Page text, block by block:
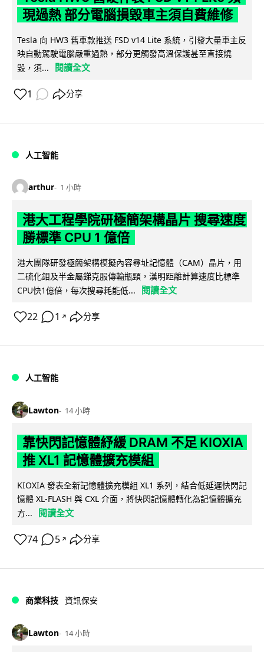
現過熱 部分電腦損毀車主須自費維修
Tesla 向 HW3 舊車款推送 FSD v14 Lite 系統，引發大量車主反
映自動駕駛電腦嚴重過熱，部分更觸發高溫保護甚至直接燒
毀，須...
閱讀全文
1 分享
人工智能
arthur 1 小時
港大工程學院研極簡架構晶片 搜尋速度
勝標準 CPU 1 億倍
港大團隊研發極簡架構模擬內容尋址記憶體（CAM）晶片，用
二硫化鉬及半金屬銻克服傳輸瓶頸，漢明距離計算速度比標準
CPU快1億倍，每次搜尋耗能低...
閱讀全文
22 1 ↗ 分享
人工智能
Lawton 14 小時
靠快閃記憶體紓緩 DRAM 不足 KIOXIA
推 XL1 記憶體擴充模組
KIOXIA 發表全新記憶體擴充模組 XL1 系列，結合低延遲快閃記
憶體 XL-FLASH 與 CXL 介面，將快閃記憶體轉化為記憶體擴充
方...
閱讀全文
74 5 ↗ 分享
商業科技 資訊保安
Lawton 14 小時